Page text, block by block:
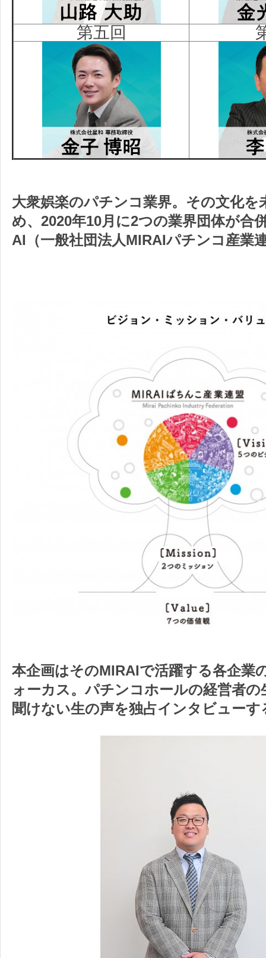
第五回
大衆娯楽のパチンコ業界。 その文化を
め、2020年10月に2つの業界団体が合
AI（一般社団法人MIRAIパチンコ産業
本企画はそのMIRAIで活躍する各企業
ォーカス。パチンコホールの経営者の
聞けない生の声を独占インタビューす